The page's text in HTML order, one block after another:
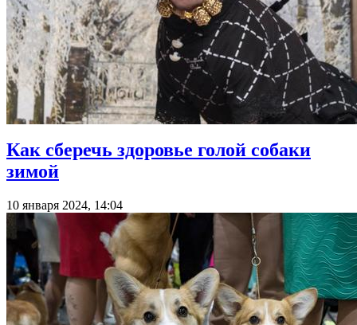
Как сберечь здоровье голой собаки
зимой
10 января 2024, 14:04